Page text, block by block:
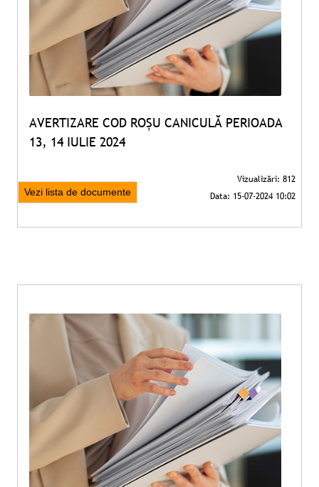
AVERTIZARE COD ROȘU CANICULĂ PERIOADA
13, 14 IULIE 2024
Vezi lista de documente